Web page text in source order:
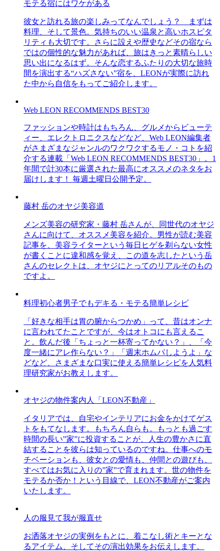
モテる宿にはワケがある
彼女と訪れる旅の楽しみってなんでしょう？ まずは
料理、そして景色。気持ちのいい温泉と高いホスピタ
リティも大切です。さらに設えや歴史などその宿なら
ではの個性的な魅力があれば、旅はきっと素晴らしい
思い出になるはず。そんな恋するふたりの大切な旅時
間を演出する“ハズさない”宿を、LEONが実際に訪れ
た中から自信をもってご紹介します。
Web LEON RECOMMENDS BEST30
ファッションや時計はもちろん、グルメからビューテ
ィー、エレクトロニクスなどなど、Web LEON編集者
がさまざまなジャンルのワクワクするモノ・コトを紹
介する連載「Web LEON RECOMMENDS BEST30」。1
年間で計30本に厳選された最高にオススメのネタをお
届けします！ 毎週土曜日公開予定。
藤村 岳のオヤジ美容道
メンズ美容の研究家・藤村 岳さんが、同世代のオヤジ
さんに向けて、オススメ美容を紹介。男性が読む美容
記事を、美容ライターという毎日ヒゲを剃らない女性
が書くことに違和感を覚え、この道を志したという岳
さんのセレクトは、オヤジにとってのリアルそのもの
ですよ。
料理初心者男子でもデキる・モテる簡単レシピ
「好きな相手は胃の腑からつかめ」って、昔はオンナ
に言われてたことですが、今はオトコにも言えるこ
と。飲んだ後「ちょっと一杯寄ってかない？」、「今
度一緒にアレ作らない？」「週末ホムパしようよ」な
どなど、さまざまな口実に使える簡単レシピを人気料
理研究家がお教えします。
オヤジの物件案内人「LEON不動産」
イタリアでは、自宅やインテリアにお金をかけてゲス
トをもてなします。もちろん自らも。もっとも過ごす
時間の長い”家”に投資することが、人生の豊かさに直
結することを彼らは知っているのですね。仕事へのモ
チベーションも、彼女との愛情も、仲間との遊びも、
すべてはお気に入りの”家”で育まれます。世の物件を
モテるか否か！という目線で、LEON不動産がご案内
いたします。
人の服見て我が服直せ
お洒落オヤジの実例をもとに、着こなし術とキーとな
るアイテム、そしてその演出効果をお伝えします。